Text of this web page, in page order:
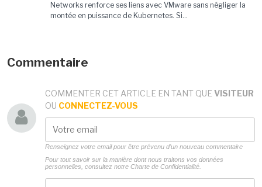
Networks renforce ses liens avec VMware sans négliger la
montée en puissance de Kubernetes. Si...
Commentaire
COMMENTER CET ARTICLE EN TANT QUE VISITEUR
OU CONNECTEZ-VOUS
Renseignez votre email pour être prévenu d'un nouveau commentaire
Pour tout savoir sur la manière dont nous traitons vos données
personnelles, consultez notre Charte de Confidentialité.